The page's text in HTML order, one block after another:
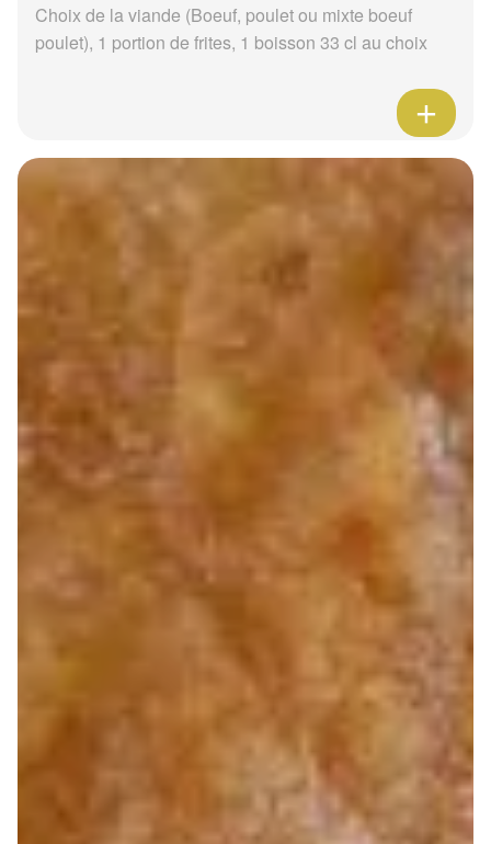
Choix de la viande (Boeuf, poulet ou mixte boeuf
poulet), 1 portion de frites, 1 boisson 33 cl au choix